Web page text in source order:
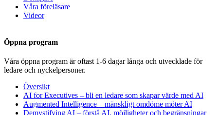
Våra föreläsare
Videor
Öppna program
Våra öppna program är oftast 1-6 dagar långa och utvecklade för
ledare och nyckelpersoner.
Översikt
AI for Executives – bli en ledare som skapar värde med AI
Augmented Intelligence – mänskligt omdöme möter AI
Demystifying AI – förstå AI, möjligheter och begränsningar